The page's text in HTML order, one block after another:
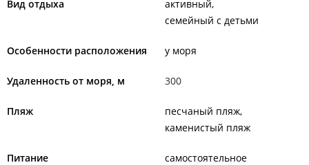
Вид отдыха
активный
семейный с детьми
Особенности расположения у моря
Удаленность от моря, м 300
Пляж
песчаный пляж
каменистый пляж
Питание самостоятельное